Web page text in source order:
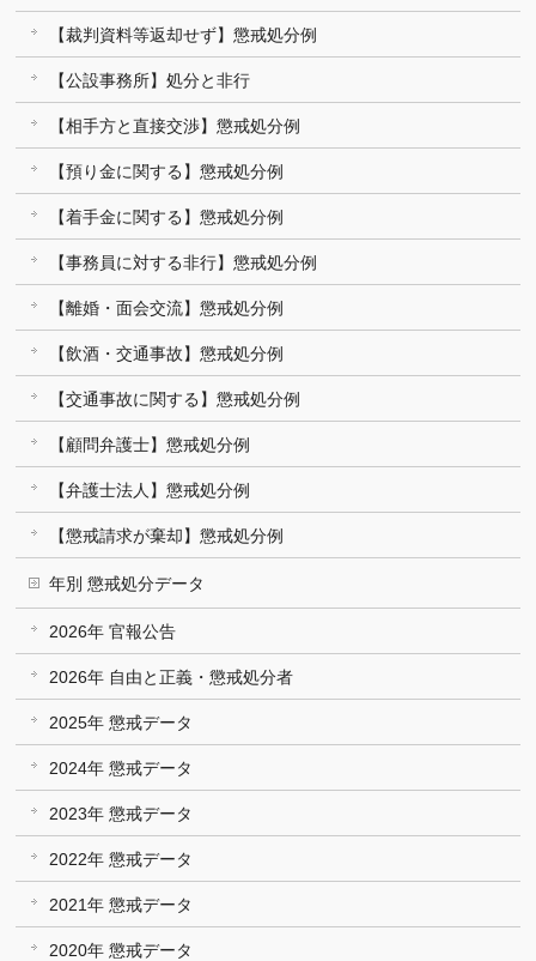
【裁判資料等返却せず】懲戒処分例
【公設事務所】処分と非行
【相手方と直接交渉】懲戒処分例
【預り金に関する】懲戒処分例
【着手金に関する】懲戒処分例
【事務員に対する非行】懲戒処分例
【離婚・面会交流】懲戒処分例
【飲酒・交通事故】懲戒処分例
【交通事故に関する】懲戒処分例
【顧問弁護士】懲戒処分例
【弁護士法人】懲戒処分例
【懲戒請求が棄却】懲戒処分例
年別 懲戒処分データ
2026年 官報公告
2026年 自由と正義・懲戒処分者
2025年 懲戒データ
2024年 懲戒データ
2023年 懲戒データ
2022年 懲戒データ
2021年 懲戒データ
2020年 懲戒データ